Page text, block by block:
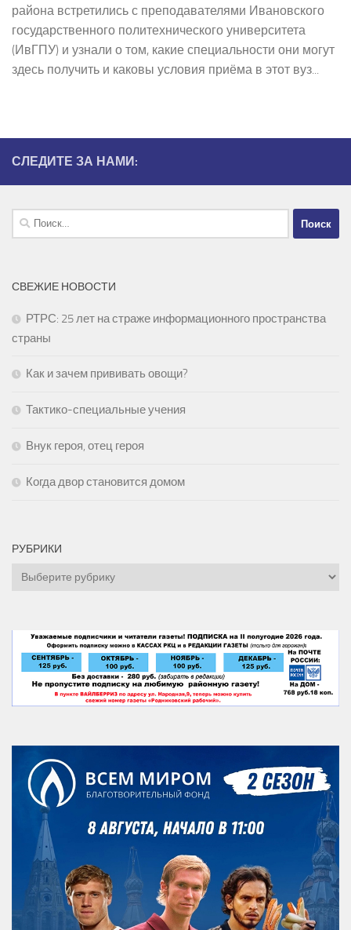
района встретились с преподавателями Ивановского
государственного политехнического университета
(ИвГПУ) и узнали о том, какие специальности они могут
здесь получить и каковы условия приёма в этот вуз...
СЛЕДИТЕ ЗА НАМИ:
Найти:
СВЕЖИЕ НОВОСТИ
РТРС: 25 лет на страже информационного пространства
страны
Как и зачем прививать овощи?
Тактико-специальные учения
Внук героя, отец героя
Когда двор становится домом
РУБРИКИ
Рубрики